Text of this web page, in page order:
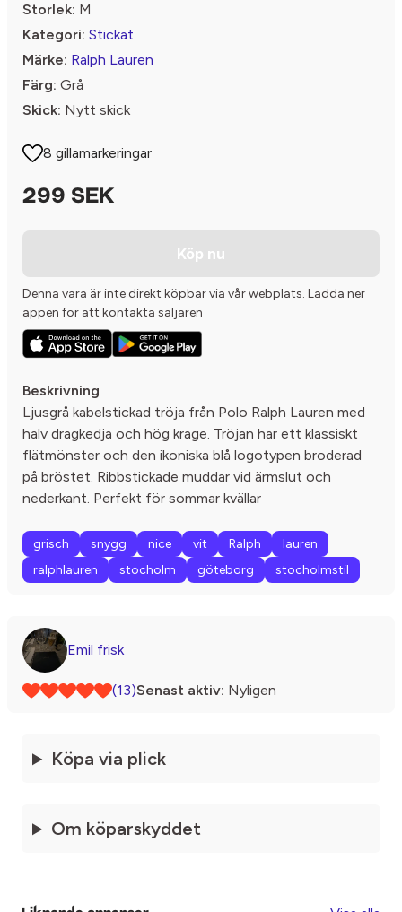
Storlek: M
Kategori: Stickat
Märke: Ralph Lauren
Färg: Grå
Skick: Nytt skick
8 gillamarkeringar
299 SEK
Köp nu
Denna vara är inte direkt köpbar via vår webplats. Ladda ner
appen för att kontakta säljaren
Beskrivning
Ljusgrå kabelstickad tröja från Polo Ralph Lauren med
halv dragkedja och hög krage. Tröjan har ett klassiskt
flätmönster och den ikoniska blå logotypen broderad
på bröstet. Ribbstickade muddar vid ärmslut och
nederkant. Perfekt för sommar kvällar
grisch snygg nice vit Ralph
lauren
ralphlauren
stocholm göteborg stocholmstil
Emil frisk
(13)Senast aktiv: Nyligen
Köpa via plick
Om köparskyddet